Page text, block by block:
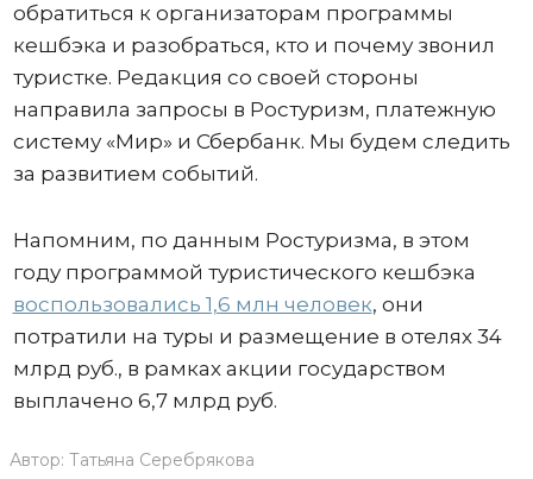
обратиться к организаторам программы
кешбэка и разобраться, кто и почему звонил
туристке. Редакция со своей стороны
направила запросы в Ростуризм, платежную
систему «Мир» и Сбербанк. Мы будем следить
за развитием событий.
Напомним, по данным Ростуризма, в этом
году программой туристического кешбэка
воспользовались 1,6 млн человек, они
потратили на туры и размещение в отелях 34
млрд руб., в рамках акции государством
выплачено 6,7 млрд руб.
Автор: Татьяна Серебрякова